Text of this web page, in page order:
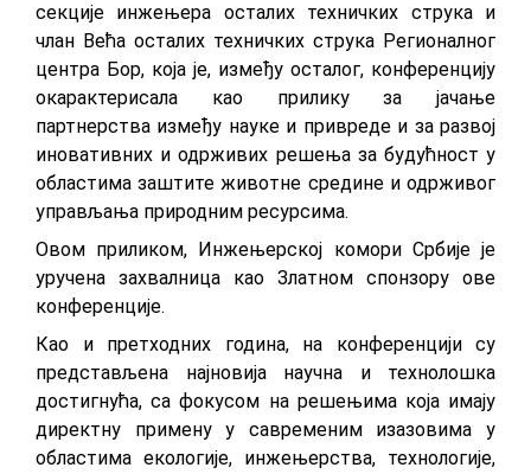
секције инжењера осталих техничких струка и
члан Већа осталих техничких струка Регионалног
центра Бор, која је, између осталог, конференцију
окарактерисала као прилику за јачање
партнерства између науке и привреде и за развој
иновативних и одрживих решења за будућност у
областима заштите животне средине и одрживог
управљања природним ресурсима.
Овом приликом, Инжењерској комори Србије је
уручена захвалница као Златном спонзору ове
конференције.
Као и претходних година, на конференцији су
представљена најновија научна и технолошка
достигнућа, са фокусом на решењима која имају
директну примену у савременим изазовима у
областима екологије, инжењерства, технологије,